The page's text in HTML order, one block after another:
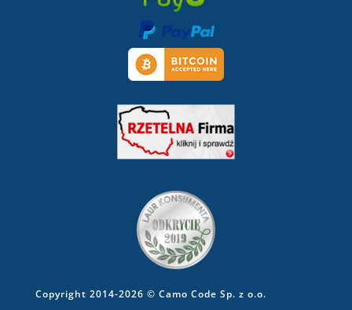
Copyright 2014-2026 © Camo Code Sp. z o.o.